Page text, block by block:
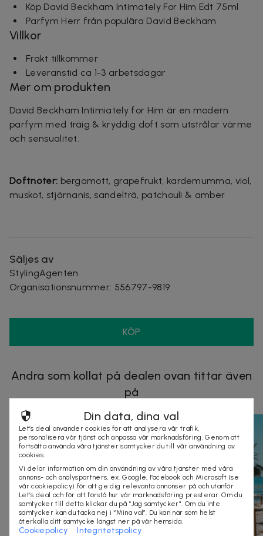
Köp David Beckham Intimately For Him Edt 75ml
Parfym Herr från populära David Beckham
Villkor
Frakt tillkommer
Leveranstid ca 1-3 arbetsdagar
Mer om produkten
David Beckham Intimiately for Him är en modern
parfym med träig & kryddig doft som utstrålar värme
och sensualitet.
Doftnoter: bergamott, grapefrukt, kardemumma, viol,
muskot, stjärnanis, sandelträ, patchouli & amber
Säljes av
StylingAgenten
Organisationsnummer: 556797-9819
KÖP
Andra som kollat på dealen ovan tittar även
på
Din data, dina val
Let’s deal använder cookies för att analysera vår trafik,
personalisera vår tjänst och anpassa vår marknadsföring. Genom att
fortsätta använda våra tjänster samtycker du till vår användning av
cookies.
Vi delar information om din användning av våra tjänster med våra
annons- och analyspartners, ex. Google, Facebook och Microsoft (se
vår cookiepolicy) för att ge dig relevanta annonser på och utanför
Let’s deal och för att förstå hur vår marknadsföring presterar. Om du
samtycker till detta klickar du på “Jag samtycker”. Om du inte
samtycker kan du tacka nej i “Mina val”. Du kan när som helst
återkalla ditt samtycke längst ner på vår hemsida.
Cookiepolicy Integritetspolicy